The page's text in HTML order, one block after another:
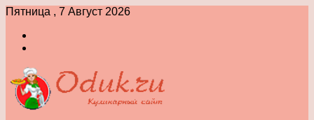
Пятница , 7 Август 2026